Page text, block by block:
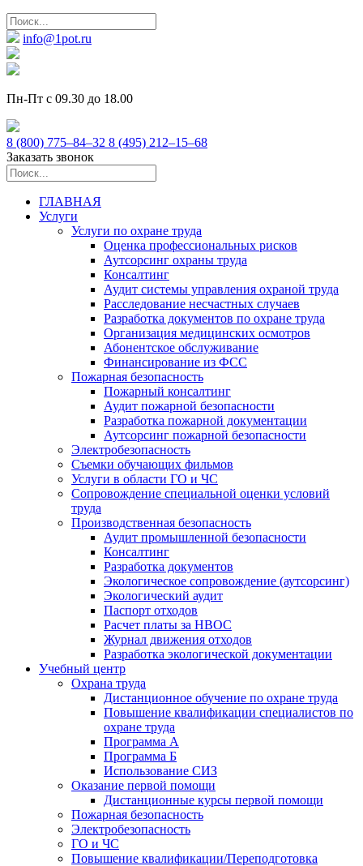
info@1pot.ru
Пн-Пт с 09.30 до 18.00
8 (800) 775–84–32 8 (495) 212–15–68
Заказать звонок
ГЛАВНАЯ
Услуги
Услуги по охране труда
Оценка профессиональных рисков
Аутсорсинг охраны труда
Консалтинг
Аудит системы управления охраной труда
Расследование несчастных случаев
Разработка документов по охране труда
Организация медицинских осмотров
Абонентское обслуживание
Финансирование из ФСС
Пожарная безопасность
Пожарный консалтинг
Аудит пожарной безопасности
Разработка пожарной документации
Аутсорсинг пожарной безопасности
Электробезопасность
Съемки обучающих фильмов
Услуги в области ГО и ЧС
Сопровождение специальной оценки условий
труда
Производственная безопасность
Аудит промышленной безопасности
Консалтинг
Разработка документов
Экологическое сопровождение (аутсорсинг)
Экологический аудит
Паспорт отходов
Расчет платы за НВОС
Журнал движения отходов
Разработка экологической документации
Учебный центр
Охрана труда
Дистанционное обучение по охране труда
Повышение квалификации специалистов по
охране труда
Программа А
Программа Б
Использование СИЗ
Оказание первой помощи
Дистанционные курсы первой помощи
Пожарная безопасность
Электробезопасность
ГО и ЧС
Повышение квалификации/Переподготовка